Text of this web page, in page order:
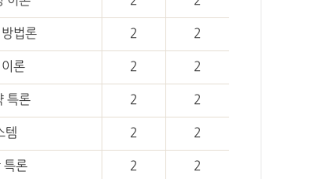
법론 2 2
론 2 2
특론 2 2
템 2 2
특론 2 2